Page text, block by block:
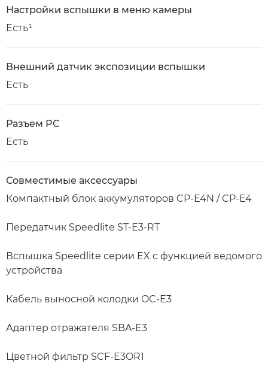
Настройки вспышки в меню камеры
Есть¹
Внешний датчик экспозиции вспышки
Есть
Разъем PC
Есть
Совместимые аксессуары
Компактный блок аккумуляторов CP-E4N / CP-E4
Передатчик Speedlite ST-E3-RT
Вспышка Speedlite серии EX с функцией ведомого
устройства
Кабель выносной колодки OC-E3
Адаптер отражателя SBA-E3
Цветной фильтр SCF-E3OR1